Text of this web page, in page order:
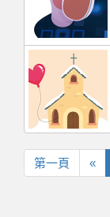
第一頁
一
«上
一